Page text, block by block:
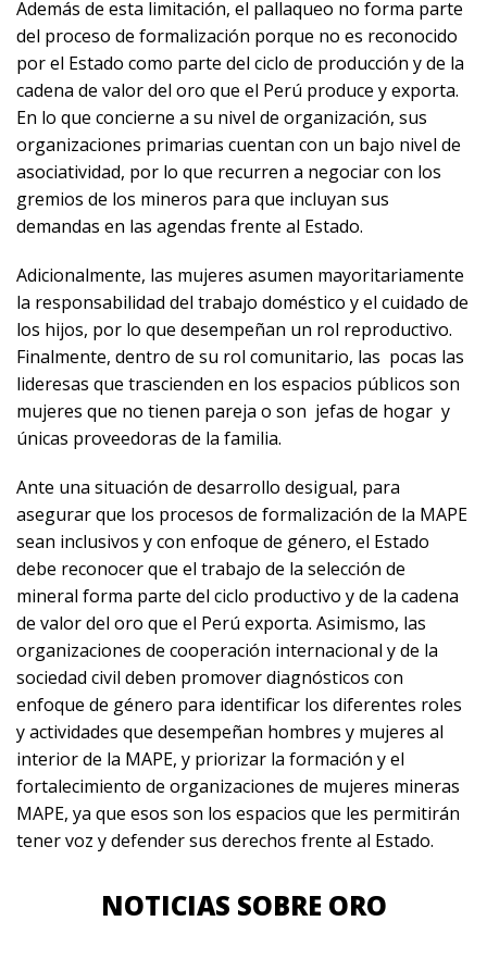
Además de esta limitación, el pallaqueo no forma parte
del proceso de formalización porque no es reconocido
por el Estado como parte del ciclo de producción y de la
cadena de valor del oro que el Perú produce y exporta.
En lo que concierne a su nivel de organización, sus
organizaciones primarias cuentan con un bajo nivel de
asociatividad, por lo que recurren a negociar con los
gremios de los mineros para que incluyan sus
demandas en las agendas frente al Estado.
Adicionalmente, las mujeres asumen mayoritariamente
la responsabilidad del trabajo doméstico y el cuidado de
los hijos, por lo que desempeñan un rol reproductivo.
Finalmente, dentro de su rol comunitario, las pocas las
lideresas que trascienden en los espacios públicos son
mujeres que no tienen pareja o son jefas de hogar y
únicas proveedoras de la familia.
Ante una situación de desarrollo desigual, para
asegurar que los procesos de formalización de la MAPE
sean inclusivos y con enfoque de género, el Estado
debe reconocer que el trabajo de la selección de
mineral forma parte del ciclo productivo y de la cadena
de valor del oro que el Perú exporta. Asimismo, las
organizaciones de cooperación internacional y de la
sociedad civil deben promover diagnósticos con
enfoque de género para identificar los diferentes roles
y actividades que desempeñan hombres y mujeres al
interior de la MAPE, y priorizar la formación y el
fortalecimiento de organizaciones de mujeres mineras
MAPE, ya que esos son los espacios que les permitirán
tener voz y defender sus derechos frente al Estado.
NOTICIAS SOBRE ORO